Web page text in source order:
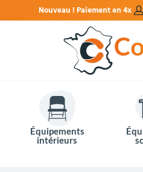
en 4x sans frais.
Équipements
intérieurs